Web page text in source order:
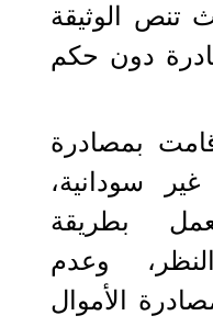
تنص الوثيقة
دون حكم
بمصادرة
سودانية،
بطريقة
وعدم
الأموال